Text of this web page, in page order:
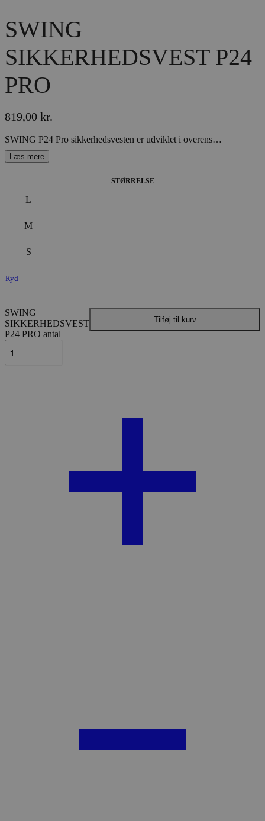
SWING
SIKKERHEDSVEST P24
PRO
819,00 kr.
SWING P24 Pro sikkerhedsvesten er udviklet i overensstemmelse med den nuværende sikkerhedsstandard, EN 1621-2:2014, niveau 2, og tilbyder uovertruffen beskyttelse ved fald fra hest. – CE-godkendt rygsøjlebeskyttelse (overholder motorcykelnorm EN 1621 -2:2014, niveau 2)– 5-lags SWING-Flex beskyttelsespanel– Kun 18 mm tyk– Forbedret ergonomisk snit– Optimal justering takket være velcro i siderne– Kvalitets CMZ lynlås– Elastisk, let og åndbart stof for maksimal bærekomfort SWING vesten beskytter din krop uden at påvirke din rideglæde. Brugen af ​​højteknologiske materialer sikrer maksimal bevægelsesfrihed.
STØRRELSE
L
M
S
Ryd
SWING
SIKKERHEDSVEST
P24 PRO antal
Tilføj til kurv
Beskrivelse